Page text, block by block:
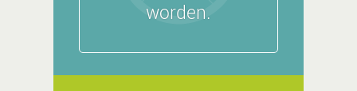
worden.